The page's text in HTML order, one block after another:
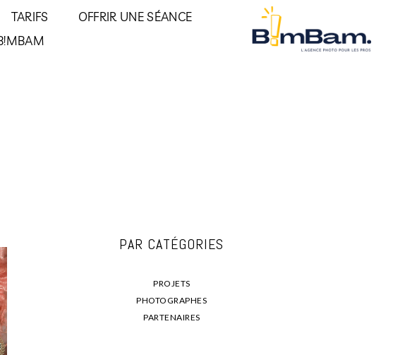
TARIFS
OFFRIR UNE SÉANCE
PAR CATÉGORIES
PROJETS
PHOTOGRAPHES
PARTENAIRES